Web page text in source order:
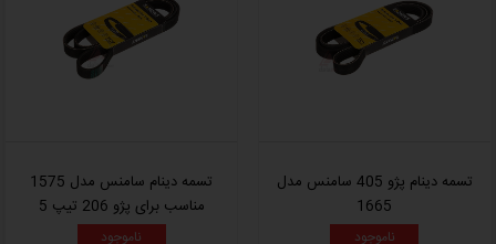
تسمه دینام پژو 405 سامنس مدل
1665
ناموجود
تسمه دینام سامنس مدل 1575
مناسب برای پژو 206 تیپ 5
ناموجود